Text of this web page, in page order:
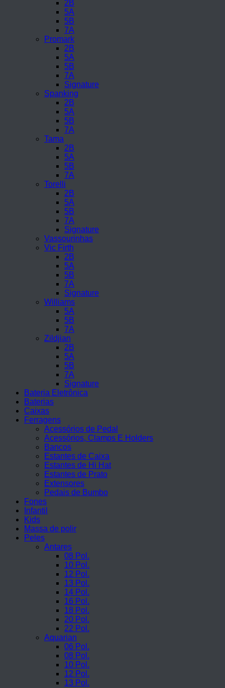
2B
5A
5B
7A
Promark
2B
5A
5B
7A
Signature
Spanking
2B
5A
5B
7A
Tama
2B
5A
5B
7A
Torelli
2B
5A
5B
7A
Signature
Vassourinhas
Vic Firth
2B
5A
5B
7A
Signature
Williams
5A
5B
7A
Zildjian
2B
5A
5B
7A
Signature
Bateria Eletrônica
Baterias
Caixas
Ferragens
Acessórios de Pedal
Acessórios, Clamps E Holders
Bancos
Estantes de Caixa
Estantes de Hi Hat
Estantes de Prato
Extensores
Pedais de Bumbo
Fones
Infantil
Kids
Massa de polir
Peles
Antares
08 Pol.
10 Pol.
12 Pol.
13 Pol.
14 Pol.
16 Pol.
18 Pol.
20 Pol.
22 Pol.
Aquarian
06 Pol.
08 Pol.
10 Pol.
12 Pol.
13 Pol.